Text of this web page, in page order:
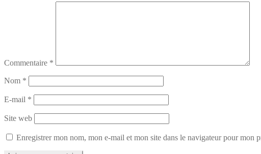
Commentaire *
Nom *
E-mail *
Site web
Enregistrer mon nom, mon e-mail et mon site dans le navigateur pour mon